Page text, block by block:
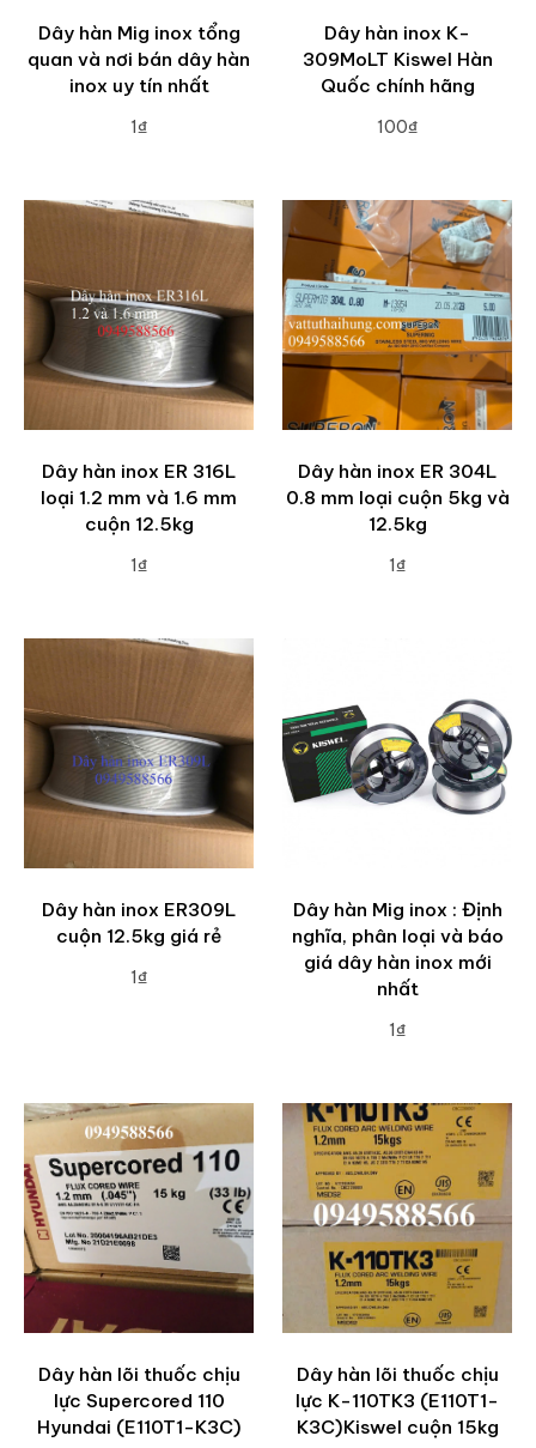
Dây hàn Mig inox tổng
quan và nơi bán dây hàn
inox uy tín nhất
1₫
Dây hàn inox K-
309MoLT Kiswel Hàn
Quốc chính hãng
100₫
Dây hàn inox ER 316L
loại 1.2 mm và 1.6 mm
cuộn 12.5kg
1₫
Dây hàn inox ER 304L
0.8 mm loại cuộn 5kg và
12.5kg
1₫
Dây hàn inox ER309L
cuộn 12.5kg giá rẻ
1₫
Dây hàn Mig inox : Định
nghĩa, phân loại và báo
giá dây hàn inox mới
nhất
1₫
Dây hàn lõi thuốc chịu
lực Supercored 110
Hyundai (E110T1-K3C)
Dây hàn lõi thuốc chịu
lực K-110TK3 (E110T1-
K3C)Kiswel cuộn 15kg